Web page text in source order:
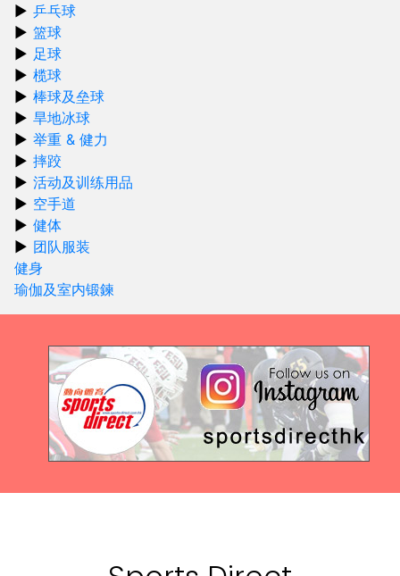
乒乓球
篮球
足球
榄球
棒球及垒球
旱地冰球
举重 & 健力
摔跤
活动及训练用品
空手道
健体
团队服装
健身
瑜伽及室内锻鍊